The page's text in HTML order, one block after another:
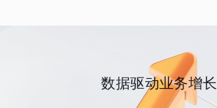
数据驱动业务增长